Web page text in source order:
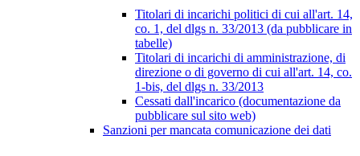
Titolari di incarichi politici di cui all'art. 14,
co. 1, del dlgs n. 33/2013 (da pubblicare in
tabelle)
Titolari di incarichi di amministrazione, di
direzione o di governo di cui all'art. 14, co.
1-bis, del dlgs n. 33/2013
Cessati dall'incarico (documentazione da
pubblicare sul sito web)
Sanzioni per mancata comunicazione dei dati